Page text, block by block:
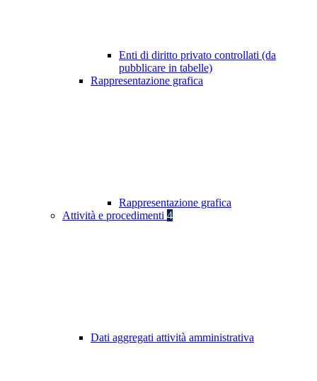
Enti di diritto privato controllati (da
pubblicare in tabelle)
Rappresentazione grafica
Rappresentazione grafica
Attività e procedimenti 4
Dati aggregati attività amministrativa